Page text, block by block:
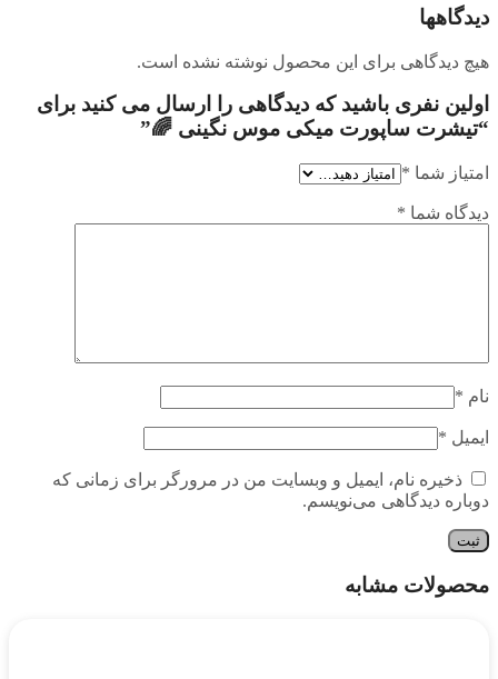
دیدگاهها
هیچ دیدگاهی برای این محصول نوشته نشده است.
اولین نفری باشید که دیدگاهی را ارسال می کنید برای
“تیشرت ساپورت میکی موس نگینی 🌈”
امتیاز شما *
دیدگاه شما *
نام *
ایمیل *
ذخیره نام، ایمیل و وبسایت من در مرورگر برای زمانی که
دوباره دیدگاهی می‌نویسم.
محصولات مشابه